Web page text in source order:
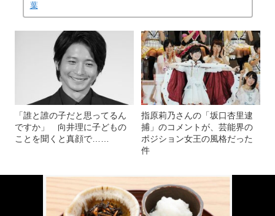
葉
「誰と誰の子だと思ってるん
ですか」 向井理に子どもの
ことを聞くと真顔で……
指原莉乃さんの「坂口杏里逮
捕」のコメントが、芸能界の
ポジション女王の風格だった
件